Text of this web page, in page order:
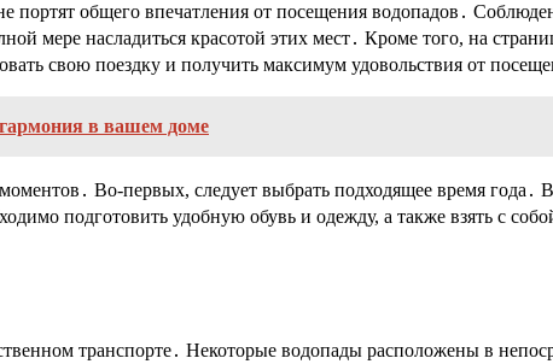
портят общего впечатления от посещения водопадов․
мере насладиться красотой этих мест․ Кроме того, на
свою поездку и получить максимум удовольствия от
в вашем доме
Во-первых, следует выбрать подходящее время года․
подготовить удобную обувь и одежду, а также взять с
транспорте․ Некоторые водопады расположены в